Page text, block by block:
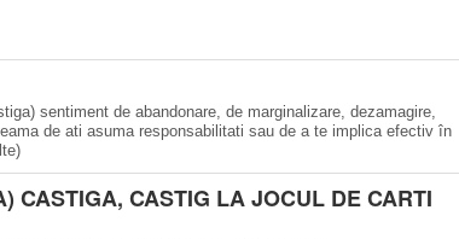
sentiment de abandonare, de marginalizare, dezamagire,
de ati asuma responsabilitati sau de a te implica efectiv în
CASTIGA, CASTIG LA JOCUL DE CARTI